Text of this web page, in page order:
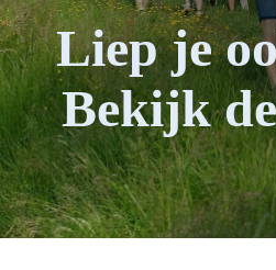
Liep je
Bekijk